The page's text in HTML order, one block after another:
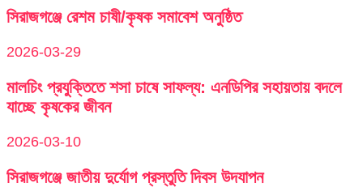
সিরাজগঞ্জে রেশম চাষী/কৃষক সমাবেশ অনুষ্ঠিত
2026-03-29
মালচিং প্রযুক্তিতে শসা চাষে সাফল্য: এনডিপির সহায়তায় বদলে
যাচ্ছে কৃষকের জীবন
2026-03-10
সিরাজগঞ্জে জাতীয় দুর্যোগ প্রস্তুতি দিবস উদযাপন